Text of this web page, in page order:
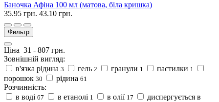
Баночка Афіна 100 мл (матова, біла кришка)
35.95 грн. 43.10 грн.
Фильтр
Ціна 31 - 807 грн.
Зовнішній вигляд:
в'язка рідина 3 гель 2 гранули 1 пастилки 1
порошок 30 рідина 61
Розчинність:
в воді 67 в етанолі 1 в олії 17
диспергується в